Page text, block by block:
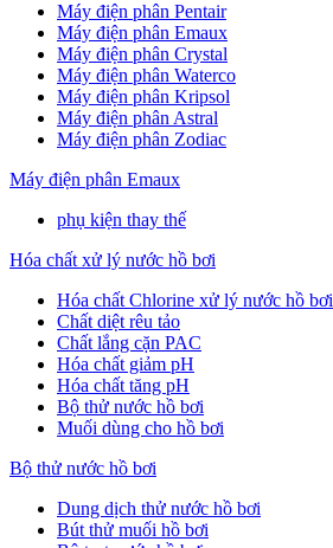
Máy điện phân Pentair
Máy điện phân Emaux
Máy điện phân Crystal
Máy điện phân Waterco
Máy điện phân Kripsol
Máy điện phân Astral
Máy điện phân Zodiac
Máy điện phân Emaux
phụ kiện thay thế
Hóa chất xử lý nước hồ bơi
Hóa chất Chlorine xử lý nước hồ bơi
Chất diệt rêu tảo
Chất lắng cặn PAC
Hóa chất giảm pH
Hóa chất tăng pH
Bộ thử nước hồ bơi
Muối dùng cho hồ bơi
Bộ thử nước hồ bơi
Dung dịch thử nước hồ bơi
Bút thử muối hồ bơi